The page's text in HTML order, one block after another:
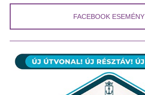
FACEBOOK ESEMÉNY